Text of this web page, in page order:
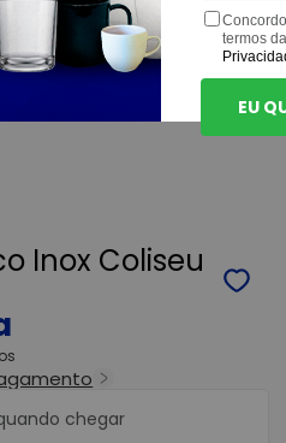
Inox Coliseu
chegar
termos
EU